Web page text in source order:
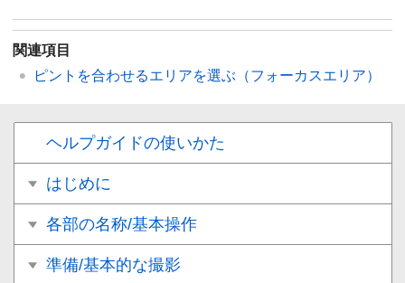
関連項目
ピントを合わせるエリアを選ぶ（フォーカスエリア）
ヘルプガイドの使いかた
はじめに
各部の名称/基本操作
準備/基本的な撮影